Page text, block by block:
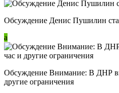
Обсуждение Денис Пушилин
a
Обсуждение Внимание: В ДНР
другие ограничения